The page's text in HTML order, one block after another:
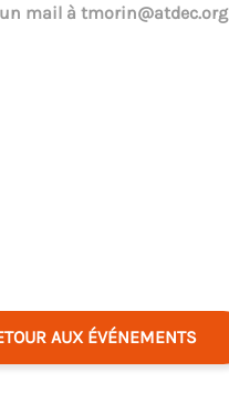
mail à tmorin@atdec.org
AUX ÉVÉNEMENTS